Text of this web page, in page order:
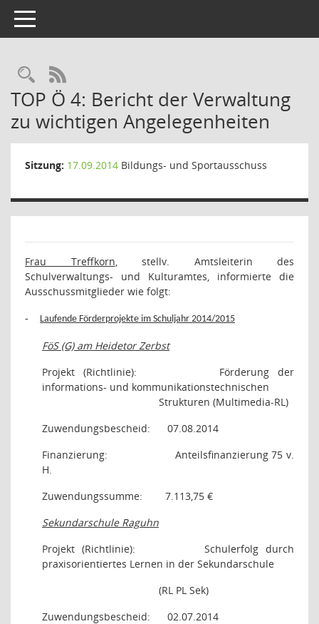
Toggle navigation
Rechercheauswahl
RSS-Feed
TOP Ö 4: Bericht der Verwaltung
zu wichtigen Angelegenheiten
Sitzung: 17.09.2014 Bildungs- und Sportausschuss
Frau Treffkorn, stellv. Amtsleiterin des
Schulverwaltungs- und Kulturamtes, informierte die
Ausschussmitglieder wie folgt:
- Laufende Förderprojekte im Schuljahr 2014/2015
FöS (G) am Heidetor Zerbst
Projekt (Richtlinie):
Förderung der
informations- und kommunikationstechnischen
Strukturen (Multimedia-RL)
Zuwendungsbescheid:
07.08.2014
Finanzierung:
Anteilsfinanzierung 75 v.
H.
Zuwendungssumme:
7.113,75 €
Sekundarschule Raguhn
Projekt (Richtlinie):
Schulerfolg durch
praxisorientiertes Lernen in der Sekundarschule
(RL PL Sek)
Zuwendungsbescheid:
02.07.2014